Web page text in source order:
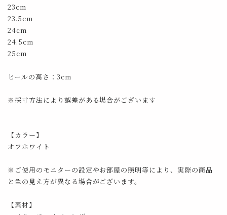
23cm
23.5cm
24cm
24.5cm
25cm
ヒールの高さ：3cm
※採寸方法により誤差がある場合がございます
【カラー】
オフホワイト
※ご使用のモニターの設定やお部屋の照明等により、実際の商品
と色の見え方が異なる場合がございます。
【素材】